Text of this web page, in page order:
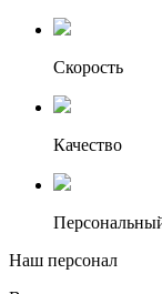
Скорость
Качество
Наш персонал